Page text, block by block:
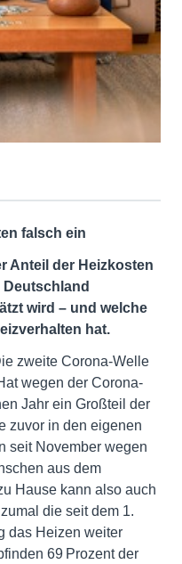
falsch ein
Anteil der Heizkosten
wird – und welche
hat.
zweite Corona-Welle
wegen der Corona-
Jahr ein Großteil der
zuvor in den eigenen
seit November wegen
aus dem
Hause kann also auch
die seit dem 1.
das Heizen weiter
69 Prozent der